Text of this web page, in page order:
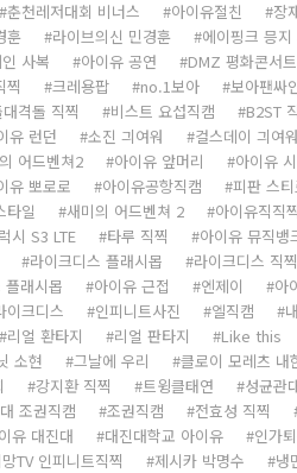
춘천레저대회 비너스 아이유절친
장
훈 라이브의신 민경훈
에이핑크 믕지
사복 아이유 공연
DMZ 평화콘서
찍 크레용팝 no.1보아
보아팬싸
격돌 직찍 비스트 요섭직캠 B2ST
유 런던 소진 긔여워 걸스데이 긔여
어드벤쳐2 아이유 앞머리
아이유
유 뽀로로 아이유공항직캠
피판 스
타일 새미의 어드벤쳐 2 아이유직직찍
시 S3 LTE 타루 직찍
아이유 뮤직뱅
라이크디스 플래시몹
라이크디스 직찍
플래시몹 아이유 근접 엔제이
아
이크디스 인피니트사진 엘직캠
리얼 환타지 리얼 판타지 Like this
소현 그날에 우리
클로이 모레츠 내
강지환 직찍 트윙클태연
성균관
조권직캠 조권직캠 전효성 직찍
유 대진대 대진대학교 아이유 인가
TV 인피니트직찍 제시카 박명수 냉